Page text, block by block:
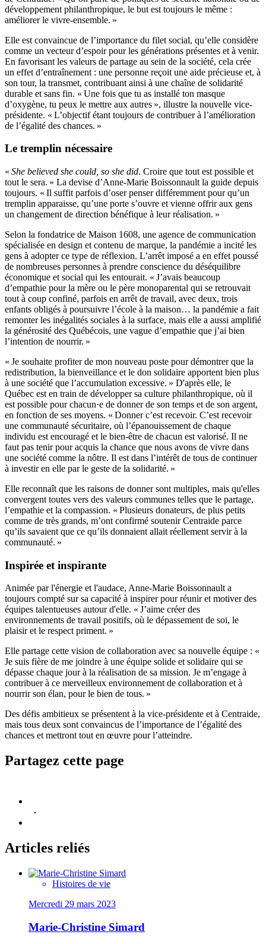
développement philanthropique, le but est toujours le même :
améliorer le vivre-ensemble. »
Elle est convaincue de l’importance du filet social, qu’elle considère
comme un vecteur d’espoir pour les générations présentes et à venir.
En favorisant les valeurs de partage au sein de la société, cela crée
un effet d’entraînement : une personne reçoit une aide précieuse et, à
son tour, la transmet, contribuant ainsi à une chaîne de solidarité
durable et sans fin. « Une fois que tu as installé ton masque
d’oxygène, tu peux le mettre aux autres », illustre la nouvelle vice-
présidente. « L’objectif étant toujours de contribuer à l’amélioration
de l’égalité des chances. »
Le tremplin nécessaire
« She believed she could, so she did. Croire que tout est possible et
tout le sera. » La devise d’Anne-Marie Boissonnault la guide depuis
toujours. « Il suffit parfois d’oser penser différemment pour qu’un
tremplin apparaisse, qu’une porte s’ouvre et vienne offrir aux gens
un changement de direction bénéfique à leur réalisation. »
Selon la fondatrice de Maison 1608, une agence de communication
spécialisée en design et contenu de marque, la pandémie a incité les
gens à adopter ce type de réflexion. L’arrêt imposé a en effet poussé
de nombreuses personnes à prendre conscience du déséquilibre
économique et social qui les entourait. « J’avais beaucoup
d’empathie pour la mère ou le père monoparental qui se retrouvait
tout à coup confiné, parfois en arrêt de travail, avec deux, trois
enfants obligés à poursuivre l’école à la maison… la pandémie a fait
remonter les inégalités sociales à la surface, mais elle a aussi amplifié
la générosité des Québécois, une vague d’empathie que j’ai bien
l’intention de nourrir. »
« Je souhaite profiter de mon nouveau poste pour démontrer que la
redistribution, la bienveillance et le don solidaire apportent bien plus
à une société que l’accumulation excessive. » D'après elle, le
Québec est en train de développer sa culture philanthropique, où il
est possible pour chacun·e de donner de son temps et de son argent,
en fonction de ses moyens. « Donner c’est recevoir. C’est recevoir
une communauté sécuritaire, où l’épanouissement de chaque
individu est encouragé et le bien-être de chacun est valorisé. Il ne
faut pas tenir pour acquis la chance que nous avons de vivre dans
une société comme la nôtre. Il est dans l’intérêt de tous de continuer
à investir en elle par le geste de la solidarité. »
Elle reconnaît que les raisons de donner sont multiples, mais qu'elles
convergent toutes vers des valeurs communes telles que le partage,
l’empathie et la compassion. « Plusieurs donateurs, de plus petits
comme de très grands, m’ont confirmé soutenir Centraide parce
qu’ils savaient que ce qu’ils donnaient allait réellement servir à la
communauté. »
Inspirée et inspirante
Animée par l'énergie et l'audace, Anne-Marie Boissonnault a
toujours compté sur sa capacité à inspirer pour réunir et motiver des
équipes talentueuses autour d'elle. « J’aime créer des
environnements de travail positifs, où le dépassement de soi, le
plaisir et le respect priment. »
Elle partage cette vision de collaboration avec sa nouvelle équipe : «
Je suis fière de me joindre à une équipe solide et solidaire qui se
dépasse chaque jour à la réalisation de sa mission. Je m’engage à
contribuer à ce merveilleux environnement de collaboration et à
nourrir son élan, pour le bien de tous. »
Des défis ambitieux se présentent à la vice-présidente et à Centraide,
mais tous deux sont convaincus de l’importance de l’égalité des
chances et mettront tout en œuvre pour l’atteindre.
Partagez cette page
Articles reliés
Histoires de vie
Mercredi 29 mars 2023
Marie-Christine Simard